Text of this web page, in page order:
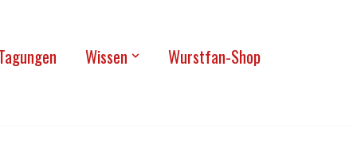
Wis­sen Wurst­fan-Shop